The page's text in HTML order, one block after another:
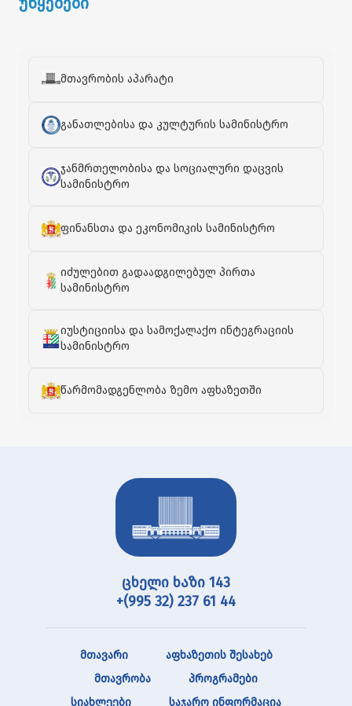
მთავრობის აპარატი
განათლებისა და კულტურის სამინისტრო
ჯანმრთელობისა და სოციალური დაცვის
სამინისტრო
ფინანსთა და ეკონომიკის სამინისტრო
იძულებით გადაადგილებულ პირთა
სამინისტრო
იუსტიციისა და სამოქალაქო ინტეგრაციის
სამინისტრო
წარმომადგენლობა ზემო აფხაზეთში
ცხელი ხაზი 143
+(995 32) 237 61 44
მთავარი
აფხაზეთის შესახებ
მთავრობა
პროგრამები
სიახლეები
საჯარო ინფორმაცია